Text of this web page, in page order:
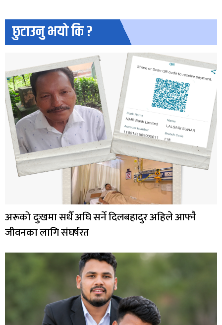
छुटाउनु भयो कि ?
अरूको दुःखमा सधैँ अघि सर्ने दिलबहादुर अहिले आफ्नै
जीवनका लागि संघर्षरत